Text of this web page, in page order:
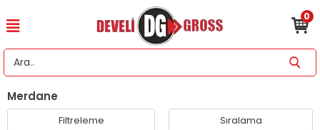
0
Merdane
Filtreleme Sıralama